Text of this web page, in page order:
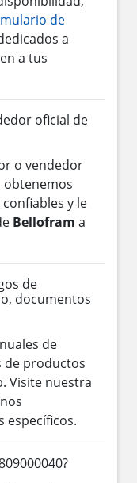
de
a
a tus
oficial de
o vendedor
obtenemos
y le
Bellofram a
de
documentos
de
de productos
Visite nuestra
específicos.